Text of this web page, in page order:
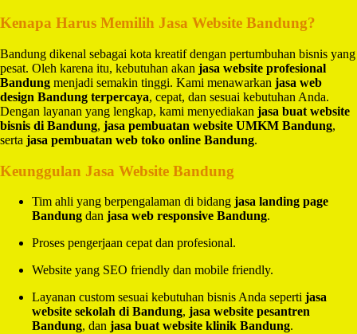
Kenapa Harus Memilih Jasa Website Bandung?
Bandung dikenal sebagai kota kreatif dengan pertumbuhan bisnis yang
pesat. Oleh karena itu, kebutuhan akan jasa website profesional
Bandung menjadi semakin tinggi. Kami menawarkan jasa web
design Bandung terpercaya, cepat, dan sesuai kebutuhan Anda.
Dengan layanan yang lengkap, kami menyediakan jasa buat website
bisnis di Bandung, jasa pembuatan website UMKM Bandung,
serta jasa pembuatan web toko online Bandung.
Keunggulan Jasa Website Bandung
Tim ahli yang berpengalaman di bidang jasa landing page
Bandung dan jasa web responsive Bandung.
Proses pengerjaan cepat dan profesional.
Website yang SEO friendly dan mobile friendly.
Layanan custom sesuai kebutuhan bisnis Anda seperti jasa
website sekolah di Bandung, jasa website pesantren
Bandung, dan jasa buat website klinik Bandung.